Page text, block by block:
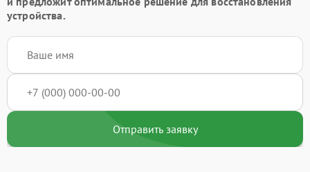
устройства.
Отправить заявку